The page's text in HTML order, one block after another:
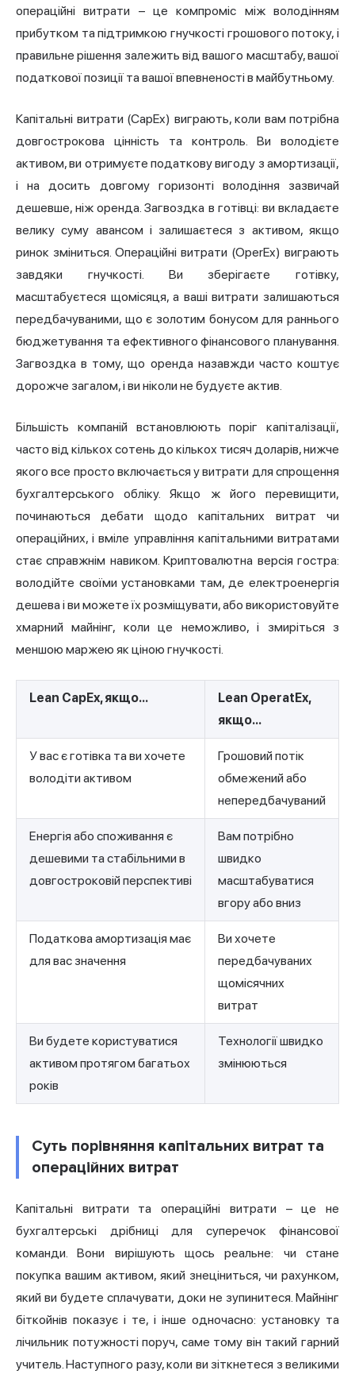
операційні витрати – це компроміс між володінням
прибутком та підтримкою гнучкості грошового потоку, і
правильне рішення залежить від вашого масштабу, вашої
податкової позиції та вашої впевненості в майбутньому.
Капітальні витрати (CapEx) виграють, коли вам потрібна
довгострокова цінність та контроль. Ви володієте
активом, ви отримуєте податкову вигоду з амортизації,
і на досить довгому горизонті володіння зазвичай
дешевше, ніж оренда. Загвоздка в готівці: ви вкладаєте
велику суму авансом і залишаєтеся з активом, якщо
ринок зміниться. Операційні витрати (OperEx) виграють
завдяки гнучкості. Ви зберігаєте готівку,
масштабуєтеся щомісяця, а ваші витрати залишаються
передбачуваними, що є золотим бонусом для раннього
бюджетування та ефективного фінансового планування.
Загвоздка в тому, що оренда назавжди часто коштує
дорожче загалом, і ви ніколи не будуєте актив.
Більшість компаній встановлюють поріг капіталізації,
часто від кількох сотень до кількох тисяч доларів, нижче
якого все просто включається у витрати для спрощення
бухгалтерського обліку. Якщо ж його перевищити,
починаються дебати щодо капітальних витрат чи
операційних, і вміле управління капітальними витратами
стає справжнім навиком. Криптовалютна версія гостра:
володійте своїми установками там, де електроенергія
дешева і ви можете їх розміщувати, або використовуйте
хмарний майнінг, коли це неможливо, і змиріться з
меншою маржею як ціною гнучкості.
Lean CapEx, якщо...
Lean OperatEx,
якщо...
У вас є готівка та ви хочете
володіти активом
Грошовий потік
обмежений або
непередбачуваний
Енергія або споживання є
дешевими та стабільними в
довгостроковій перспективі
Вам потрібно
швидко
масштабуватися
вгору або вниз
Податкова амортизація має
для вас значення
Ви хочете
передбачуваних
щомісячних
витрат
Ви будете користуватися
активом протягом багатьох
років
Технології швидко
змінюються
Суть порівняння капітальних витрат та
операційних витрат
Капітальні витрати та операційні витрати – це не
бухгалтерські дрібниці для суперечок фінансової
команди. Вони вирішують щось реальне: чи стане
покупка вашим активом, який знеціниться, чи рахунком,
який ви будете сплачувати, доки не зупинитеся. Майнінг
біткойнів показує і те, і інше одночасно: установку та
лічильник потужності поруч, саме тому він такий гарний
учитель. Наступного разу, коли ви зіткнетеся з великими